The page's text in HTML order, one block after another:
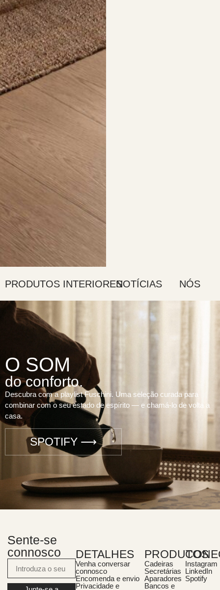
PRODUTOS INTERIORESNOTÍCIAS NÓS
O SOM
do conforto.
Descubra com a playlist Fuschini. Uma seleção curada para
combinar com o seu estado de espírito — e chamá-lo de volta a
casa.
SPOTIFY ⟶
Sente-se
connosco
DETALHES
Venha conversar
connosco
Encomenda e envio
Privacidade e
PRODUTOS
Cadeiras
Secretárias
Aparadores
Bancos e
Instagram
LinkedIn
Spotify